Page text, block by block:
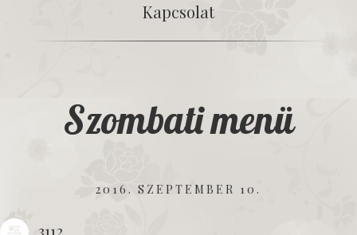
Kapcsolat
Szombati menü
2016. SZEPTEMBER 10.
3112